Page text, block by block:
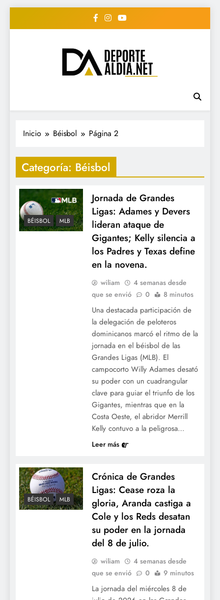
• DEPORTE AL DIA •
"Periodico Deportivo
Digital"
#deportealdiard #deportealdiaperiodico
Inicio Béisbol Página 2
Categoría: Béisbol
BÉISBOL MLB
Jornada de Grandes
Ligas: Adames y Devers
lideran ataque de
Gigantes; Kelly silencia a
los Padres y Texas define
en la novena.
wiliam
4 semanas desde
que se envió
0 8 minutos
Una destacada participación de
la delegación de peloteros
dominicanos marcó el ritmo de la
jornada en el béisbol de las
Grandes Ligas (MLB). El
campocorto Willy Adames desató
su poder con un cuadrangular
clave para guiar el triunfo de los
Gigantes, mientras que en la
Costa Oeste, el abridor Merrill
Kelly contuvo a la peligrosa…
Leer más
BÉISBOL MLB
Crónica de Grandes
Ligas: Cease roza la
gloria, Aranda castiga a
Cole y los Reds desatan
su poder en la jornada
del 8 de julio.
wiliam
4 semanas desde
que se envió
0 9 minutos
La jornada del miércoles 8 de